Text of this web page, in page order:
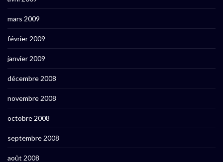
mars 2009
février 2009
janvier 2009
décembre 2008
novembre 2008
octobre 2008
septembre 2008
août 2008